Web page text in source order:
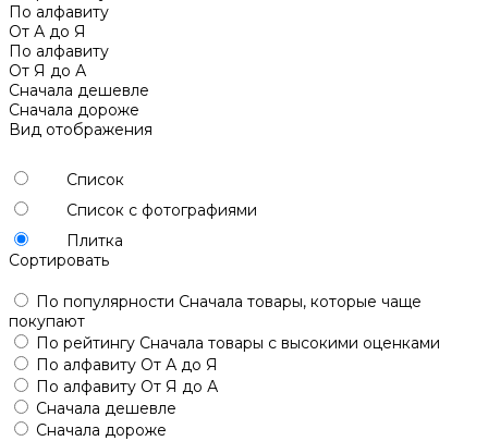
По алфавиту
От А до Я
По алфавиту
От Я до А
Сначала дешевле
Сначала дороже
Вид отображения
Список
Список с фотографиями
Плитка
Сортировать
По популярности Сначала товары, которые чаще
покупают
По рейтингу Сначала товары с высокими оценками
По алфавиту От А до Я
По алфавиту От Я до А
Сначала дешевле
Сначала дороже